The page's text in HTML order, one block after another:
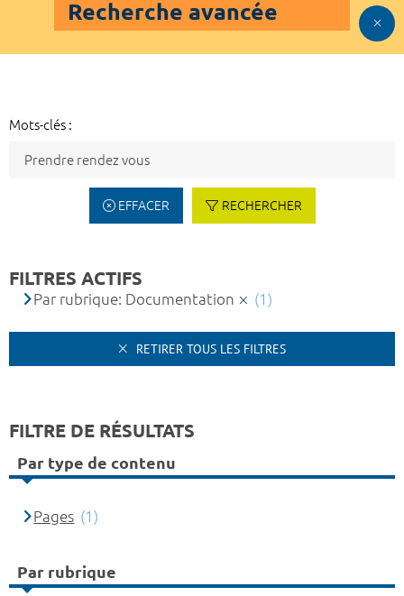
Recherche avancée
Mots-clés :
EFFACER RECHERCHER
FILTRES ACTIFS
Par rubrique: Documentation (1)
RETIRER TOUS LES FILTRES
FILTRE DE RÉSULTATS
Par type de contenu
Pages (1)
Par rubrique